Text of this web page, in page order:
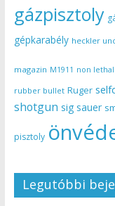
gázpisztoly
gépkarabély heckler
magazin M1911 non lethal
rubber bullet Ruger
shotgun sig sauer
pisztoly
Legutóbbi